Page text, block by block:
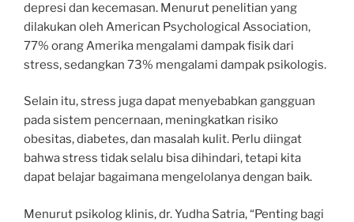
depresi dan kecemasan. Menurut penelitian yang
dilakukan oleh American Psychological Association,
77% orang Amerika mengalami dampak fisik dari
stress, sedangkan 73% mengalami dampak psikologis.
Selain itu, stress juga dapat menyebabkan gangguan
pada sistem pencernaan, meningkatkan risiko
obesitas, diabetes, dan masalah kulit. Perlu diingat
bahwa stress tidak selalu bisa dihindari, tetapi kita
dapat belajar bagaimana mengelolanya dengan baik.
Menurut psikolog klinis, dr. Yudha Satria, “Penting bagi